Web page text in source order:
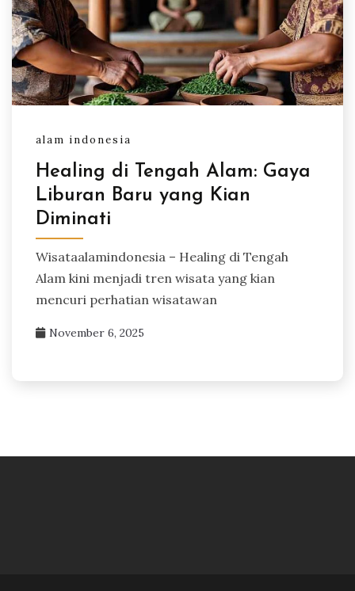
alam indonesia
Healing di Tengah Alam: Gaya
Liburan Baru yang Kian
Diminati
Wisataalamindonesia – Healing di Tengah
Alam kini menjadi tren wisata yang kian
mencuri perhatian wisatawan
November 6, 2025